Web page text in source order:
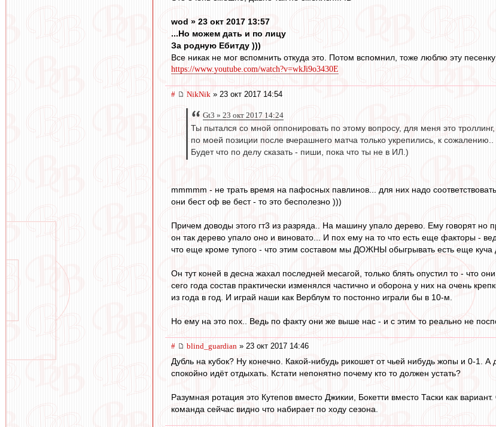
wod » 23 окт 2017 13:57
...Но можем дать и по лицу
За родную Ебитду )))
Все никак не мог вспомнить откуда это. Потом вспомнил, тоже люблю эту
https://www.youtube.com/watch?v=wkJi9o3430E
# NikNik » 23 окт 2017 14:54
Gt3 » 23 окт 2017 14:24
Ты пытался со мной оппонировать по этому вопросу, для меня это
по моей позиции после вчерашнего матча только укрепились, к сожалению..
Будет что по делу сказать - пиши, пока что ты не в ИЛ.)
mmmmm - не трать время на пафосных павлинов... для них надо
они бест оф ве бест - то это бесполезно )))
Причем доводы этого гт3 из разряда.. На машину упало дерево. Ему говорят но
он так дерево упало оно и виновато... И пох ему на то что есть еще факторы -
что еще кроме тупого - что этим составом мы ДОЖНЫ обыгрывать есть еще куча
Он тут коней в десна жахал последней месагой, только блять опустил то - что
сего года состав практически изменялся частично и оборона у них на очень
из года в год. И играй наши как Верблум то постонно играли бы в 10-м.
Но ему на это пох.. Ведь по факту они же выше нас - и с этим то реально не
# blind_guardian » 23 окт 2017 14:46
Дубль на кубок? Ну конечно. Какой-нибудь рикошет от чьей нибудь жопы и 0-1.
спокойно идёт отдыхать. Кстати непонятно почему кто то должен устать?
Разумная ротация это Кутепов вместо Джикии, Бокетти вместо Таски как
команда сейчас видно что набирает по ходу сезона.